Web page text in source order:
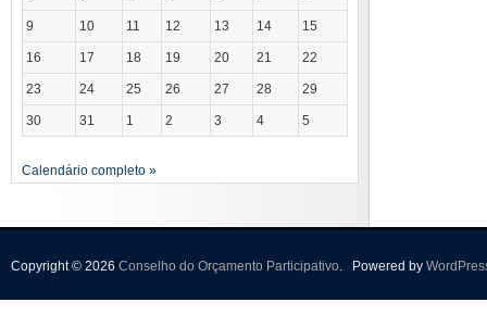
9 10 11 12 13 14 15
16 17 18 19 20 21 22
23 24 25 26 27 28 29
30 31 1 2 3 4 5
Calendário completo »
Copyright © 2026 Conselho do Orçamento Participativo Powered by